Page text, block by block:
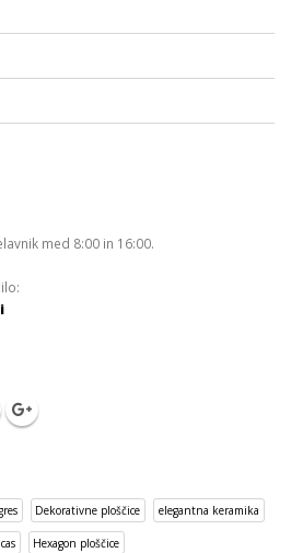
med 8:00 in 16:00.
Dekorativne ploščice elegantna keramika
Hexagon ploščice